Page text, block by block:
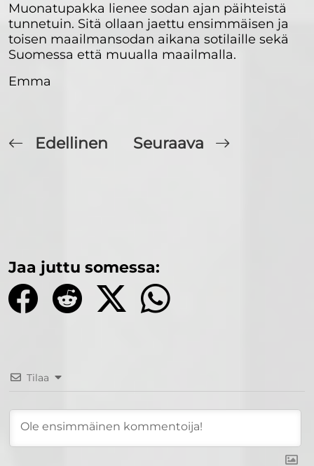
Muonatupakka lienee sodan ajan päihteistä
tunnetuin. Sitä ollaan jaettu ensimmäisen ja
toisen maailmansodan aikana sotilaille sekä
Suomessa että muualla maailmalla.
Emma
Edellinen Seuraava
Jaa juttu somessa:
Tilaa